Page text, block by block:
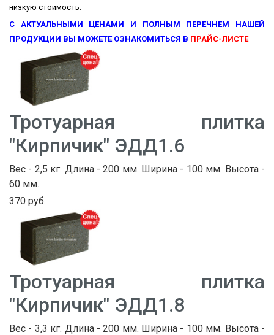
низкую стоимость.
С АКТУАЛЬНЫМИ ЦЕНАМИ И ПОЛНЫМ ПЕРЕЧНЕМ НАШЕЙ
ПРОДУКЦИИ ВЫ МОЖЕТЕ ОЗНАКОМИТЬСЯ В ПРАЙС-ЛИСТЕ
Тротуарная плитка
"Кирпичик" ЭДД1.6
Вес - 2,5 кг. Длина - 200 мм. Ширина - 100 мм. Высота -
60 мм.
370 руб.
Тротуарная плитка
"Кирпичик" ЭДД1.8
Вес - 3,3 кг. Длина - 200 мм. Ширина - 100 мм. Высота -